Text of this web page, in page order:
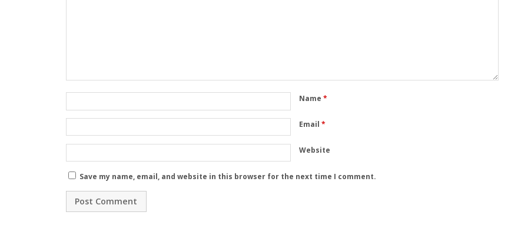
Name *
Email *
Website
Save my name, email, and website in this browser for the next time I comment.